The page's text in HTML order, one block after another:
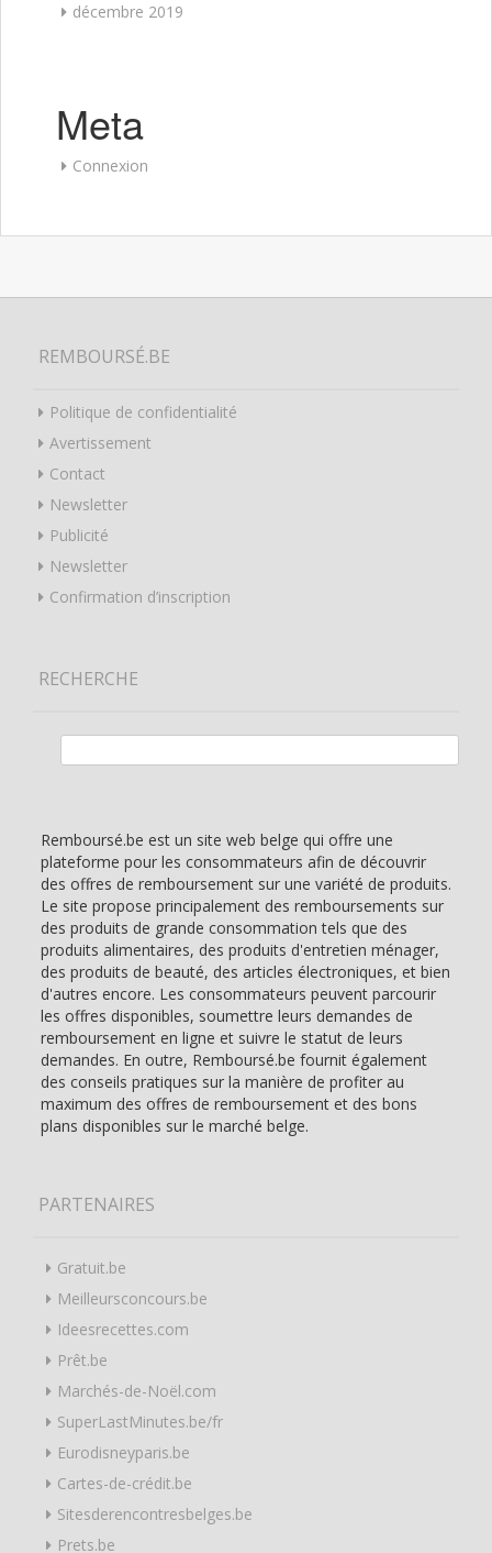
décembre 2019
Meta
Connexion
REMBOURSÉ.BE
Politique de confidentialité
Avertissement
Contact
Newsletter
Publicité
Newsletter
Confirmation d’inscription
RECHERCHE
Remboursé.be est un site web belge qui offre une
plateforme pour les consommateurs afin de découvrir
des offres de remboursement sur une variété de produits.
Le site propose principalement des remboursements sur
des produits de grande consommation tels que des
produits alimentaires, des produits d'entretien ménager,
des produits de beauté, des articles électroniques, et bien
d'autres encore. Les consommateurs peuvent parcourir
les offres disponibles, soumettre leurs demandes de
remboursement en ligne et suivre le statut de leurs
demandes. En outre, Remboursé.be fournit également
des conseils pratiques sur la manière de profiter au
maximum des offres de remboursement et des bons
plans disponibles sur le marché belge.
PARTENAIRES
Gratuit.be
Meilleursconcours.be
Ideesrecettes.com
Prêt.be
Marchés-de-Noël.com
SuperLastMinutes.be/fr
Eurodisneyparis.be
Cartes-de-crédit.be
Sitesderencontresbelges.be
Prets.be